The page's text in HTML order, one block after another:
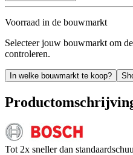
Voorraad in de bouwmarkt
Selecteer jouw bouwmarkt om
controleren.
In welke bouwmarkt te koop?
Tot 2x sneller dan